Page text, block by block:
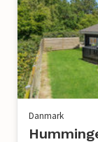
Danmark